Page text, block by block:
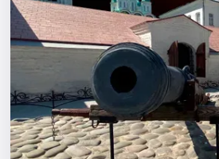
Города
Площадки
Артисты
Рейтинги